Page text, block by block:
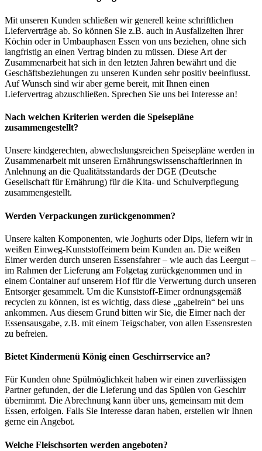
Mit unseren Kunden schließen wir generell keine schriftlichen
Lieferverträge ab. So können Sie z.B. auch in Ausfallzeiten Ihrer
Köchin oder in Umbauphasen Essen von uns beziehen, ohne sich
langfristig an einen Vertrag binden zu müssen. Diese Art der
Zusammenarbeit hat sich in den letzten Jahren bewährt und die
Geschäftsbeziehungen zu unseren Kunden sehr positiv beeinflusst.
Auf Wunsch sind wir aber gerne bereit, mit Ihnen einen
Liefervertrag abzuschließen. Sprechen Sie uns bei Interesse an!
Nach welchen Kriterien werden die Speisepläne
zusammengestellt?
Unsere kindgerechten, abwechslungsreichen Speisepläne werden in
Zusammenarbeit mit unseren Ernährungswissenschaftlerinnen in
Anlehnung an die Qualitätsstandards der DGE (Deutsche
Gesellschaft für Ernährung) für die Kita- und Schulverpflegung
zusammengestellt.
Werden Verpackungen zurückgenommen?
Unsere kalten Komponenten, wie Joghurts oder Dips, liefern wir in
weißen Einweg-Kunststoffeimern beim Kunden an. Die weißen
Eimer werden durch unseren Essensfahrer – wie auch das Leergut –
im Rahmen der Lieferung am Folgetag zurückgenommen und in
einem Container auf unserem Hof für die Verwertung durch unseren
Entsorger gesammelt. Um die Kunststoff-Eimer ordnungsgemäß
recyclen zu können, ist es wichtig, dass diese „gabelrein“ bei uns
ankommen. Aus diesem Grund bitten wir Sie, die Eimer nach der
Essensausgabe, z.B. mit einem Teigschaber, von allen Essensresten
zu befreien.
Bietet Kindermenü König einen Geschirrservice an?
Für Kunden ohne Spülmöglichkeit haben wir einen zuverlässigen
Partner gefunden, der die Lieferung und das Spülen von Geschirr
übernimmt. Die Abrechnung kann über uns, gemeinsam mit dem
Essen, erfolgen. Falls Sie Interesse daran haben, erstellen wir Ihnen
gerne ein Angebot.
Welche Fleischsorten werden angeboten?